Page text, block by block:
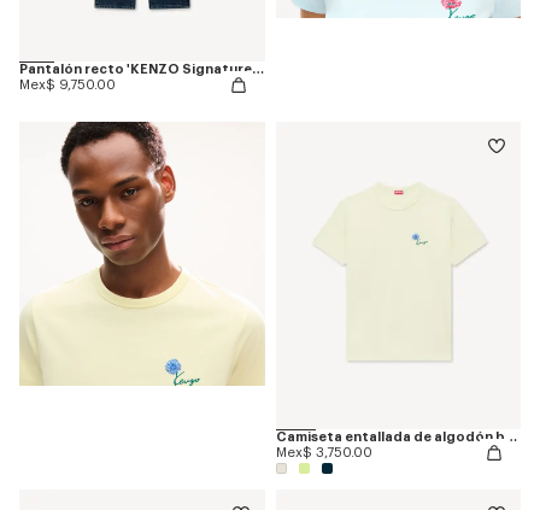
Pantalón recto 'KENZO Signature' en denim japonés
Mex$ 9,750.00
Camiseta entallada de algodón bordada 'KENZO Tulip'
Mex$ 3,750.00